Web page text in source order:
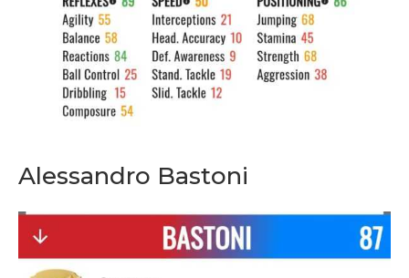
Alessandro Bastoni